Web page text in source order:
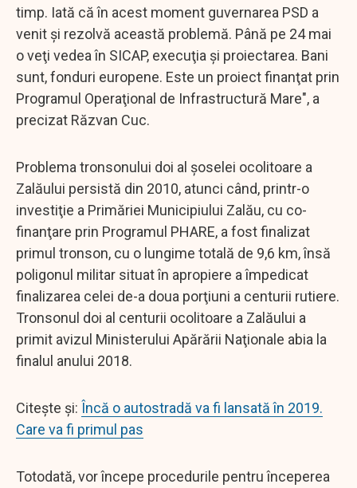
timp. Iată că în acest moment guvernarea PSD a
venit şi rezolvă această problemă. Până pe 24 mai
o veţi vedea în SICAP, execuţia şi proiectarea. Bani
sunt, fonduri europene. Este un proiect finanţat prin
Programul Operaţional de Infrastructură Mare", a
precizat Răzvan Cuc.
Problema tronsonului doi al şoselei ocolitoare a
Zalăului persistă din 2010, atunci când, printr-o
investiţie a Primăriei Municipiului Zalău, cu co-
finanţare prin Programul PHARE, a fost finalizat
primul tronson, cu o lungime totală de 9,6 km, însă
poligonul militar situat în apropiere a împedicat
finalizarea celei de-a doua porţiuni a centurii rutiere.
Tronsonul doi al centurii ocolitoare a Zalăului a
primit avizul Ministerului Apărării Naţionale abia la
finalul anului 2018.
Citește și: Încă o autostradă va fi lansată în 2019.
Care va fi primul pas
Totodată, vor începe procedurile pentru începerea